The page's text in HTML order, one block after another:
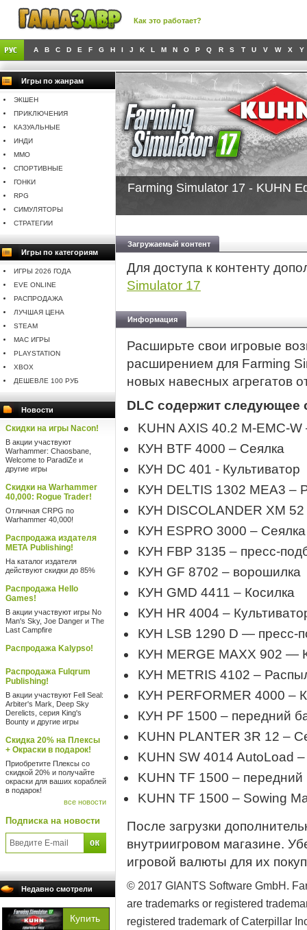
Как это работает?
A B C D E F G H I J K L M N O P Q R S T U V W X Y
Игры по жанрам
ЭКШЕН
ПРИКЛЮЧЕНИЯ
КАЗУАЛЬНЫЕ
ИНДИ
MMO
СПОРТИВНЫЕ
ГОНКИ
RPG
СИМУЛЯТОРЫ
СТРАТЕГИИ
Игры по категориям
ИГРЫ 2026 ГОДА
EVE ONLINE
РАСПРОДАЖА
ЛУЧШАЯ ЦЕНА
STEAM
MAC ИГРЫ
PLAYSTATION
XBOX
ДЕШЕВЛЕ 100 РУБ
Новости
Скидки на игры Nacon!
В акции участвуют
Warhammer: Chaosbane,
Welcome to ParadiZe и
другие игры
Скидки на Warhammer
40,000: Rogue Trader!
Отличная CRPG по
Warhammer 40,000!
Распродажа издателя
META Publishing!
На каталог издателя
действуют скидки до 85%
Распродажа Hello
Games!
В акции участвуют игры No
Man's Sky, Joe Danger и The
Last Campfire
Распродажа Kalypso!
Распродажа Fulqrum
Publishing!
В акции участвуют Fell Seal:
Arbiter's Mark, Deep Sky
Derelicts, серия King's
Bounty и другие игры
Скидка 20% на Плексы
+ Окраски в подарок!
Приобретите Плексы со
скидкой 20% и получайте
окраски для ваших кораблей
в подарок!
все новости
Подписка на новости
Недавно смотрели
Farming Simulator 17 - KUHN
Загружаемый контент
Для доступа к контенту
Simulator 17
Информация
Расширьте свои игровые
расширением для Farming
новых навесных агрегатов
DLC содержит следующее
KUHN AXIS 40.2 M-EMC-
КУН BTF 4000 – Сеялка
КУН DC 401 - Культиватор
КУН DELTIS 1302 MEA3 –
КУН DISCOLANDER XM
КУН ESPRO 3000 – Сеялка
КУН FBP 3135 – пресс-
КУН GF 8702 – ворошилка
КУН GMD 4411 – Косилка
КУН HR 4004 –
КУН LSB 1290 D — пресс-
КУН MERGE MAXX 902 —
КУН METRIS 4102 –
КУН PERFORMER 4000 –
КУН PF 1500 – передний
KUHN PLANTER 3R 12 –
KUHN SW 4014 AutoLoad
KUHN TF 1500 – передний
KUHN TF 1500 – Sowing
После загрузки
внутриигровом магазине.
игровой валюты для их
© 2017 GIANTS Software GmbH.
are trademarks or registered
registered trademark of Caterpillar